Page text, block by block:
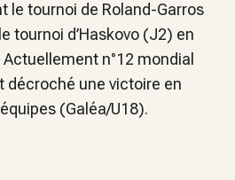
le tournoi de Roland-Garros
tournoi d’Haskovo (J2) en
n°12 mondial
décroché une victoire en
(Galéa/U18).